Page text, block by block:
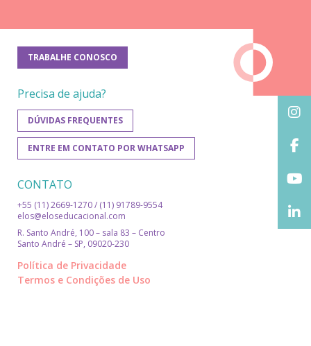
TRABALHE CONOSCO
Precisa de ajuda?
DÚVIDAS FREQUENTES
ENTRE EM CONTATO POR WHATSAPP
CONTATO
+55 (11) 2669-1270 / (11) 91789-9554
elos@eloseducacional.com
R. Santo André, 100 – sala 83 – Centro
Santo André – SP, 09020-230
Política de Privacidade
Termos e Condições de Uso